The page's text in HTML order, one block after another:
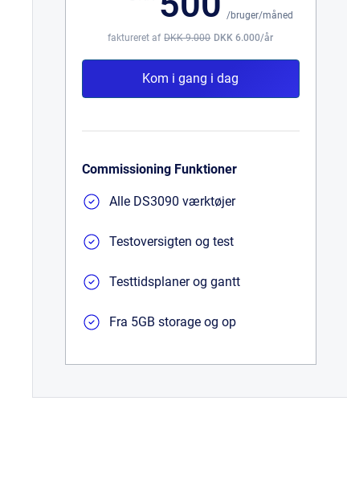
/bruger/måned
faktureret af DKK 9.000 DKK 6.000/år
Kom i gang i dag
Commissioning Funktioner
Alle DS3090 værktøjer
Testoversigten og test
Testtidsplaner og gantt
Fra 5GB storage og op